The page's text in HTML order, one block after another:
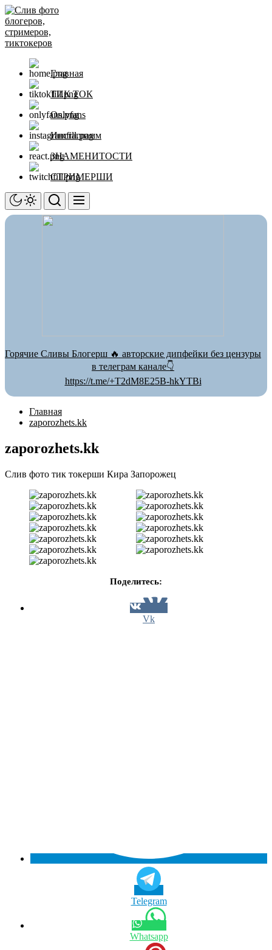
Перейти
к
содержимому
Главная
ТИК ТОК
Onlyfans
Инстаграмм
ЗНАМЕНИТОСТИ
СТРИМЕРШИ
Горячие Сливы Блогерш 🔥 авторские дипфейки без цензуры
в телеграм канале👇
https://t.me/+T2dM8E25B-hkYTBi
Главная
zaporozhets.kk
zaporozhets.kk
Слив фото тик токерши Кира Запорожец
Поделитесь:
Vk
Telegram
Whatsapp